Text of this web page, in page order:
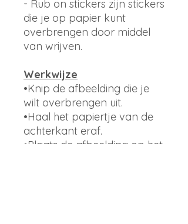
- Rub on stickers zijn stickers
die je op papier kunt
overbrengen door middel
van wrijven.
Werkwijze
•Knip de afbeelding die je
wilt overbrengen uit.
•Haal het papiertje van de
achterkant eraf.
•Plaats de afbeelding op het